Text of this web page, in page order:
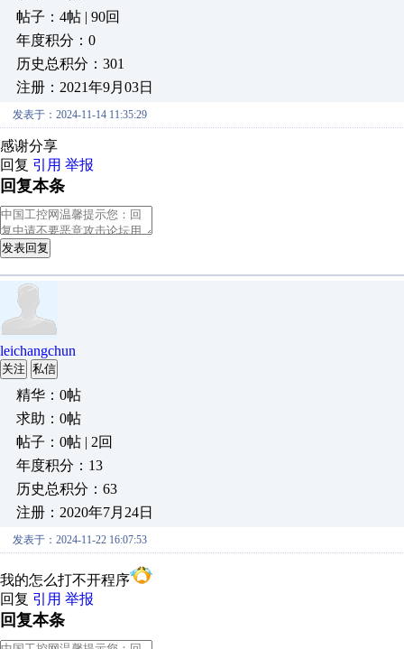
帖子：4帖 | 90回
年度积分：0
历史总积分：301
注册：2021年9月03日
发表于：2024-11-14 11:35:29
感谢分享
回复 引用 举报
回复本条
发表回复
leichangchun
关注 私信
精华：0帖
求助：0帖
帖子：0帖 | 2回
年度积分：13
历史总积分：63
注册：2020年7月24日
发表于：2024-11-22 16:07:53
我的怎么打不开程序
回复 引用 举报
回复本条